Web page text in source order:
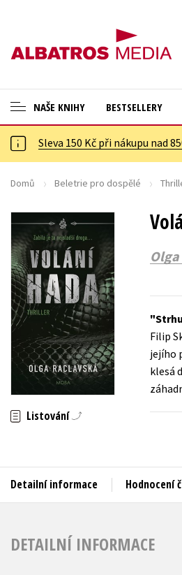
NAŠE KNIHY
ANGLICKÉ KNIHY -20 %
NOVÝ VÝPRODEJ -70 %
ASTERIX S DÁRKEM
🎁DÁRKOVÉ PUBLIKACE
✉️ DÁRKOVÉ POUKAZY
Auto - moto
Beletrie pro děti
Beletrie pro dospělé
Byznys a ekonomie
BESTSELLERY
Sleva 150 Kč při nákupu nad
Domů Beletrie pro dospělé
Listování
Filip
jejího
klesá
Detailní informace Hodnocení
DETAILNÍ INFORMACE